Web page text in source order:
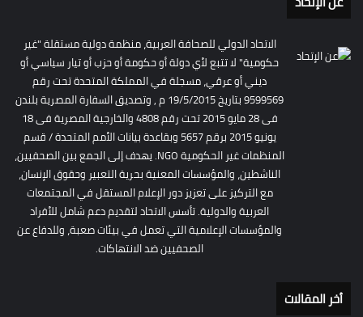
الاتحاد الدولي للصحافة العربية، منظمة دولية مستقلة "غير
حكومية" لا تتبع لأي دولة أو حكومة أو حزب أو تيار سياسي أو
ديني أو عرقي، مسجلة في المملكة المتحدة تحت رقم
9599569 بتاريخ 19/5/2015 م , وتصديق السفارة المصرية بلندن
فى 28 مايو 2015 تحت رقم 4808 والخارجية المصرية فى 18
يونيو 2015 برقم 5657 وبقاعدة بيانات الأمم المتحدة / قسم
المنظمات غير الحكومية NGO. يهدف إلى الجمع بين الصحفيين،
الناشطين، والمؤسسات المعنية بحرية التعبير وحقوق الإنسان،
مع التركيز على تعزيز دور الإعلام المستقل في المجتمعات
العربية والدولية. تأسس الاتحاد لتقديم دعم شامل للأفراد
والمؤسسات الإعلامية التي تعمل في بيئات صعبة، وللدفاع عن
الصحفيين ضد الانتهاكات.
أخر المقالات